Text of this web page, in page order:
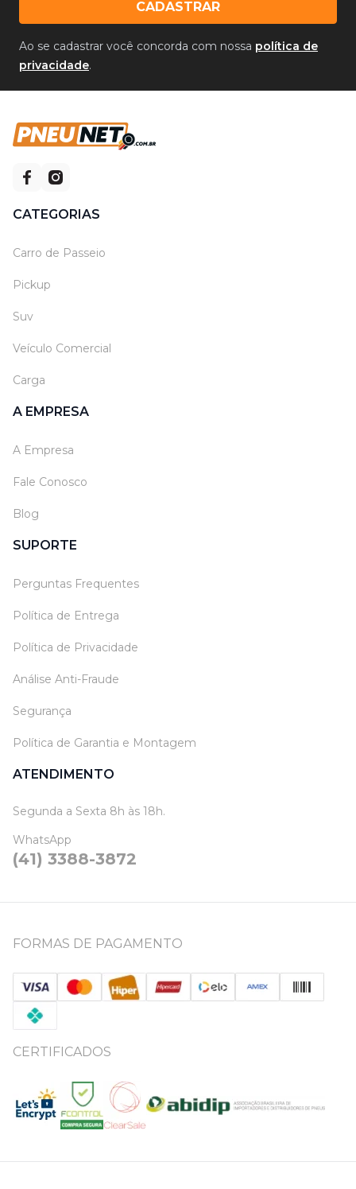
CADASTRAR
Ao se cadastrar você concorda com nossa política de
privacidade.
CATEGORIAS
Carro de Passeio
Pickup
Suv
Veículo Comercial
Carga
A EMPRESA
A Empresa
Fale Conosco
Blog
SUPORTE
Perguntas Frequentes
Política de Entrega
Política de Privacidade
Análise Anti-Fraude
Segurança
Política de Garantia e Montagem
ATENDIMENTO
Segunda a Sexta 8h às 18h.
WhatsApp
(41) 3388-3872
FORMAS DE PAGAMENTO
CERTIFICADOS